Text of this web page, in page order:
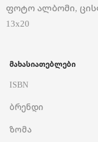
ფოტო ალბომი,
13x20
მახასიათებლები
ISBN
ბრენდი
ზომა